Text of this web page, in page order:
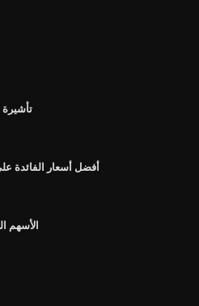
تأشيرة
أفضل أسعار الفائدة
الأسهم